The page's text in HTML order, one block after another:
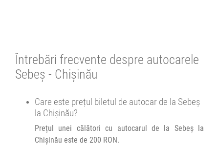
Durată:
10 30 min
Zile de circulație:
L M M J V S D
Afiseaza itinerariu
05:50 Gara Sud
06:00 +1 zi Chișinău
Durată:
Cursă din trecut
Cursă din trecut
Autocar Tudo Lavial :
Afiseaza itinerariu
Întrebări frecvente despre autocarele
Sebeș - Chișinău
Care este prețul biletul de autocar de la Sebeș
la Chișinău?
Prețul unei călători cu autocarul de la Sebeș la
Chișinău este de 200 RON.